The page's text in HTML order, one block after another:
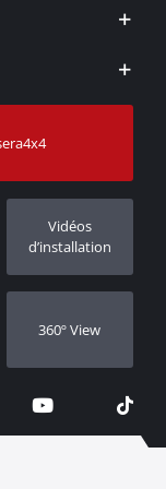
Vidéos
d’installation
360º View